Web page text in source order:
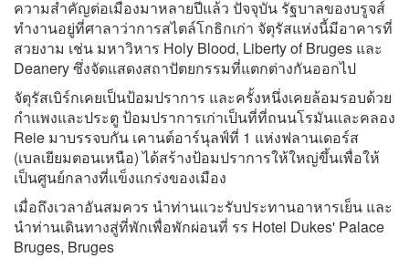
ความสำคัญต่อเมืองมาหลายปีแล้ว ปัจจุบัน รัฐบาลของบรูจส์
ทำงานอยู่ที่ศาลาว่าการสไตล์โกธิกเก่า จัตุรัสแห่งนี้มีอาคารที่
สวยงาม เช่น มหาวิหาร Holy Blood, Liberty of Bruges และ
Deanery ซึ่งจัดแสดงสถาปัตยกรรมที่แตกต่างกันออกไป
จัตุรัสเบิร์กเคยเป็นป้อมปราการ และครั้งหนึ่งเคยล้อมรอบด้วย
กำแพงและประตู ป้อมปราการเก่าเป็นที่ที่ถนนโรมันและคลอง
Reie มาบรรจบกัน เคานต์อาร์นุลฟ์ที่ 1 แห่งฟลานเดอร์ส
(เบลเยียมตอนเหนือ) ได้สร้างป้อมปราการให้ใหญ่ขึ้นเพื่อให้
เป็นศูนย์กลางที่แข็งแกร่งของเมือง
เมื่อถึงเวลาอันสมควร นำท่านแวะรับประทานอาหารเย็น และ
นำท่านเดินทางสู่ที่พักเพื่อพักผ่อนที่ รร Hotel Dukes' Palace
Bruges, Bruges